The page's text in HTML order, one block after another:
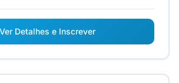
Ver Detalhes e Inscrever